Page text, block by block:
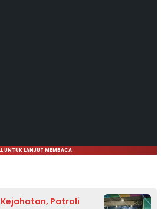
UNTUK LANJUT MEMBACA
Kejahatan, Patroli